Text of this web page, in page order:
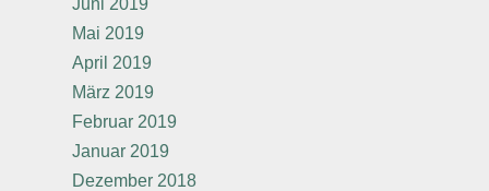
Juni 2019
Mai 2019
April 2019
März 2019
Februar 2019
Januar 2019
Dezember 2018